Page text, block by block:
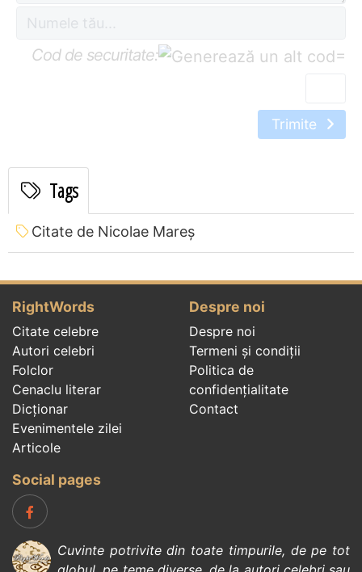
Cod de securitate: =
Trimite
Tags
Citate de Nicolae Mareș
RightWords
Citate celebre
Autori celebri
Folclor
Cenaclu literar
Dicționar
Evenimentele zilei
Articole
Despre noi
Despre noi
Termeni și condiții
Politica de
confidenţialitate
Contact
Social pages
Cuvinte potrivite din toate timpurile, de pe tot